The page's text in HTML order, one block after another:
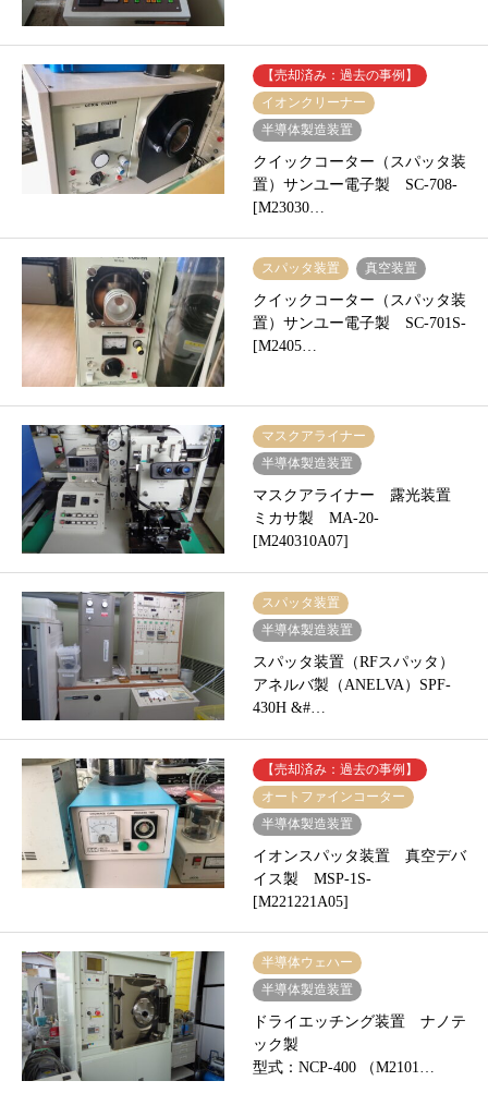
【売却済み：過去の事例】
イオンクリーナー
半導体製造装置
クイックコーター（スパッタ装
置）サンユー電子製 SC-708-
[M23030…
スパッタ装置 真空装置
クイックコーター（スパッタ装
置）サンユー電子製 SC-701S-
[M2405…
マスクアライナー
半導体製造装置
マスクアライナー 露光装置
ミカサ製 MA-20-
[M240310A07]
スパッタ装置
半導体製造装置
スパッタ装置（RFスパッタ）
アネルバ製（ANELVA）SPF-
430H &#…
【売却済み：過去の事例】
オートファインコーター
半導体製造装置
イオンスパッタ装置 真空デバ
イス製 MSP-1S-
[M221221A05]
半導体ウェハー
半導体製造装置
ドライエッチング装置 ナノテ
ック製
型式：NCP-400 （M2101…